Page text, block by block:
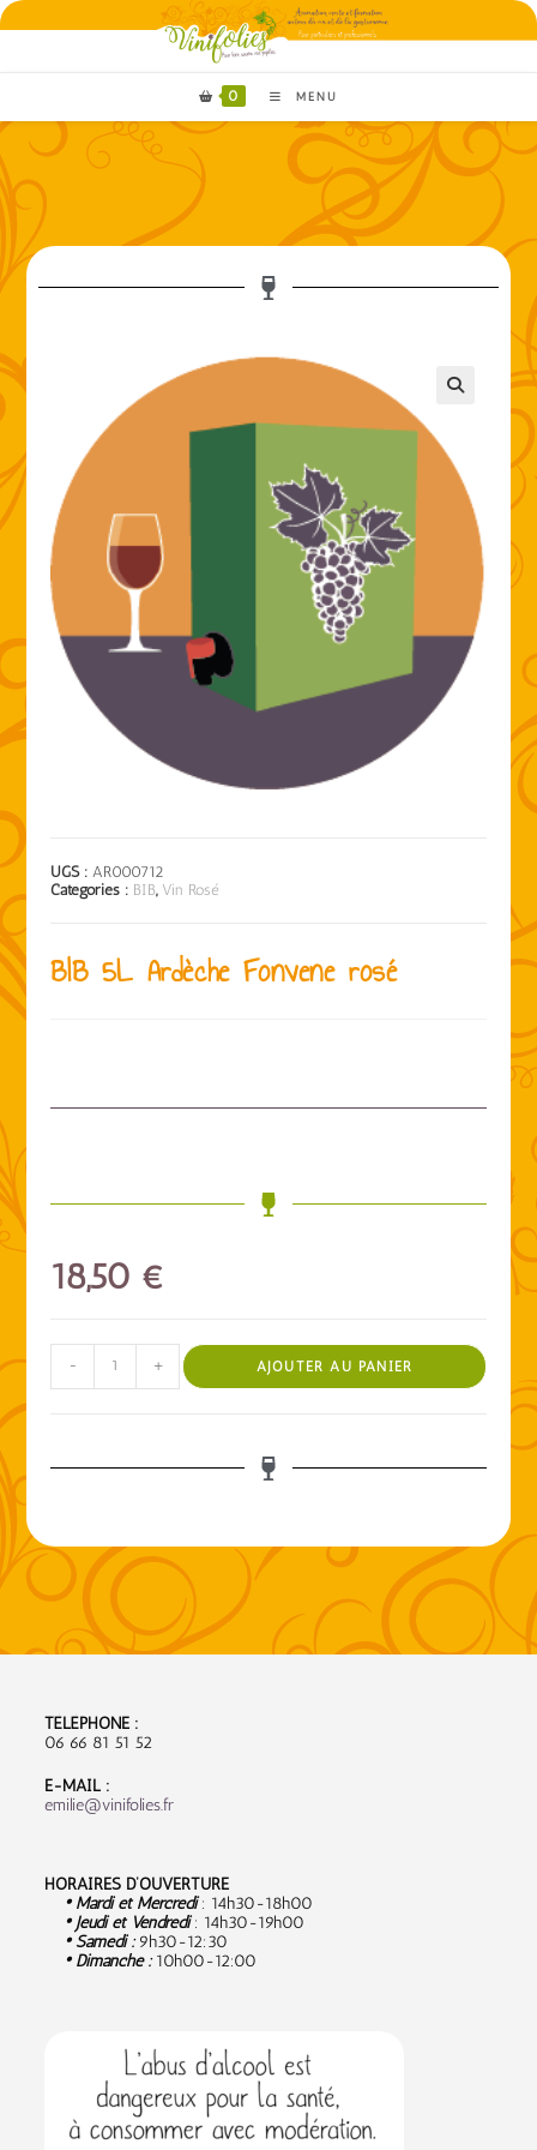
0 MENU
UGS : AR000712
Catégories : BIB, Vin Rosé
BIB 5L Ardèche Fonvene rosé
18,50 €
- + AJOUTER AU PANIER
TÉLÉPHONE :
06 66 81 51 52
E-MAIL :
emilie@vinifolies.fr
HORAIRES D’OUVERTURE
• Mardi et Mercredi: 14h30-18h00
• Jeudi et Vendredi: 14h30-19h00
• Samedi :9h30-12:30
• Dimanche :10h00-12:00